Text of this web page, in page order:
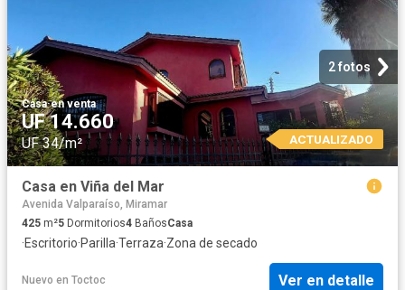
2 fotos
Casa·en venta
UF 14.660
UF 34/m² ACTUALIZADO
Casa en Viña del Mar
Avenida Valparaíso, Miramar
425 m²5 Dormitorios4 BañosCasa
·Escritorio·Parilla·Terraza·Zona de secado
Nuevo en Toctoc Ver en detalle